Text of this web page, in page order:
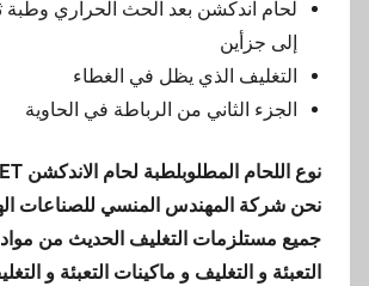
لحام اندكشن بعد الحث الحراري وطبة
إلى جزأين
التغليف الذي يظل في الغطاء
الجزء الثاني من الرباطة في الحاوية
نوع اللحام المطلوبلطبة لحام الاندكشن
نحن شركة المهندس المنسي للصناعات
جميع مستلزمات التغليف الحديث من
التعبئة و التغليف و ماكينات التعبئة و